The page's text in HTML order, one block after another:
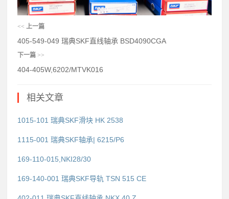
<< 上一篇
405-549-049 瑞典SKF直线轴承 BSD4090CGA
下一篇 >>
404-405W,6202/MTVK016
相关文章
1015-101 瑞典SKF滑块 HK 2538
1115-001 瑞典SKF轴承| 6215/P6
169-110-015,NKI28/30
169-140-001 瑞典SKF导轨 TSN 515 CE